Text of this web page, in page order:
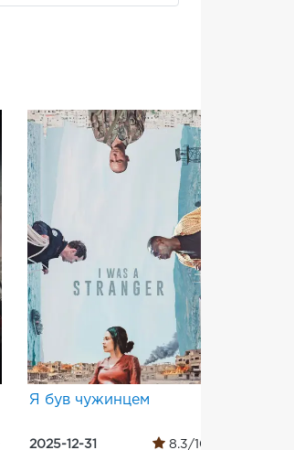
Я був чужинцем
2025-12-31 8.3/10